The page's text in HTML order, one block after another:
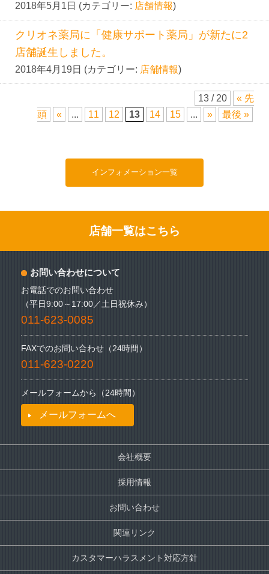
2018年5月1日 (カテゴリー: 店舗情報)
クリオネ薬局に「健康サポート薬局」が新たに2
店舗誕生しました。
2018年4月19日 (カテゴリー: 店舗情報)
13 / 20
« 先
頭
« ... 11 12 13 14 15 ... » 最後 »
インフォメーション一覧
店舗一覧はこちら
お問い合わせについて
お電話でのお問い合わせ
（平日9:00～17:00／土日祝休み）
011-623-0085
FAXでのお問い合わせ（24時間）
011-623-0220
メールフォームから（24時間）
メールフォームへ
会社概要
採用情報
お問い合わせ
関連リンク
カスタマーハラスメント対応方針